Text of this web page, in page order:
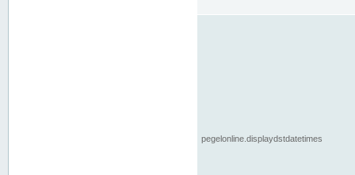
pegelonline.displaydstdatetimes